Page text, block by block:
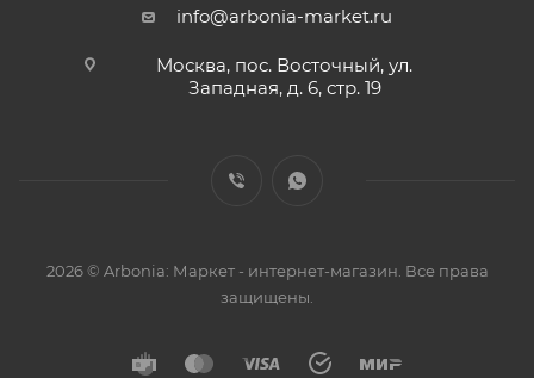
info@arbonia-market.ru
Москва, пос. Восточный, ул.
Западная, д. 6, стр. 19
2026 © Arbonia: Маркет - интернет-магазин. Все права
защищены.